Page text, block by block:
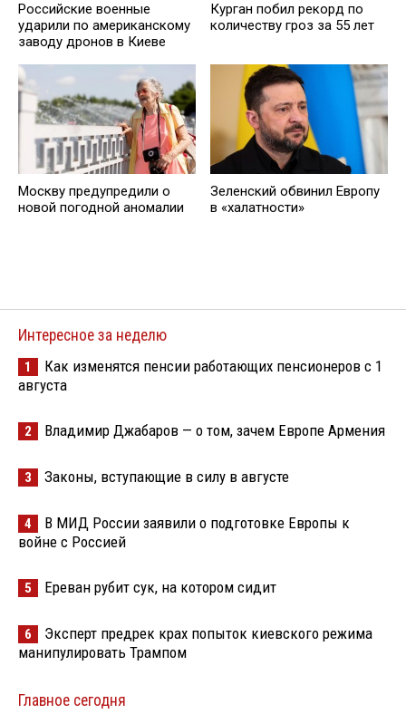
Российские военные
ударили по американскому
заводу дронов в Киеве
Курган побил рекорд по
количеству гроз за 55 лет
Москву предупредили о
новой погодной аномалии
Зеленский обвинил Европу
в «халатности»
Интересное за неделю
1
Как изменятся пенсии работающих пенсионеров с 1
августа
2 Владимир Джабаров — о том, зачем Европе Армения
3 Законы, вступающие в силу в августе
4
В МИД России заявили о подготовке Европы к
войне с Россией
5 Ереван рубит сук, на котором сидит
6
Эксперт предрек крах попыток киевского режима
манипулировать Трампом
Главное сегодня